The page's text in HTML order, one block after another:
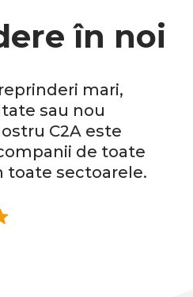
în noi
mari,
sau nou
C2A este
de toate
toate sectoarele.